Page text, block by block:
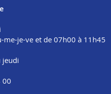
me-je-ve et de 07h00 à 11h45
jeudi
00